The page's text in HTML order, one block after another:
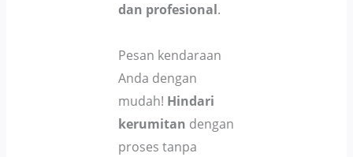
dan profesional.
Pesan kendaraan
Anda dengan
mudah! Hindari
kerumitan dengan
proses tanpa